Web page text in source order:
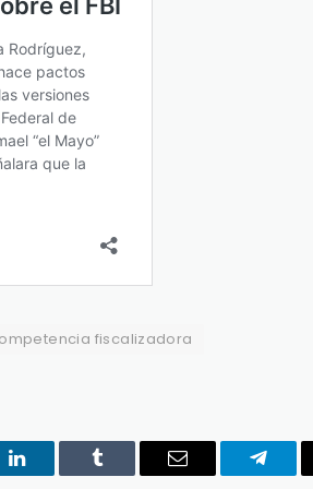
fiscalizadora
LinkedIn Tumblr Email